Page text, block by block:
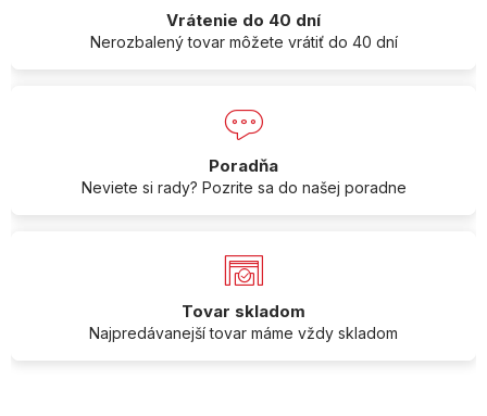
Vrátenie do 40 dní
Nerozbalený tovar môžete vrátiť do 40 dní
Poradňa
Neviete si rady? Pozrite sa do našej poradne
Tovar skladom
Najpredávanejší tovar máme vždy skladom